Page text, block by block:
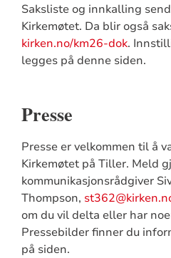
Saksliste og innkalling
Kirkemøtet. Da blir også
kirken.no/km26-dok.
legges på denne siden.
Presse
Presse er velkommen til å
Kirkemøtet på Tiller. Meld
kommunikasjonsrådgiver
Thompson,
om du vil delta eller har
Pressebilder finner du
på siden.